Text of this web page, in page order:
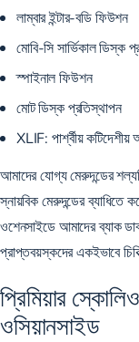
লাম্বার ইন্টার-বডি ফিউশন
মোবি-সি সার্ভিকাল ডিস্ক
স্পাইনাল ফিউশন
মোট ডিস্ক প্রতিস্থাপন
XLIF: পার্শ্বীয়
আমাদের যোগ্য মেরুদন্ডের
স্নায়বিক মেরুদন্ডের ব্যাধিতে
ওশেনসাইডে আমাদের ব্যাক
প্রাপ্তবয়স্কদের একইভাবে
প্রিমিয়ার
ওসিয়ানসাইড